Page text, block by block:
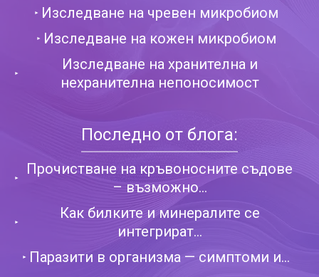
Изследване на чревен микробиом
Изследване на кожен микробиом
Изследване на хранителна и
нехранителна непоносимост
Последно от блога:
Прочистване на кръвоносните съдове
– възможно...
Как билките и минералите се
интегрират...
Паразити в организма — симптоми и...